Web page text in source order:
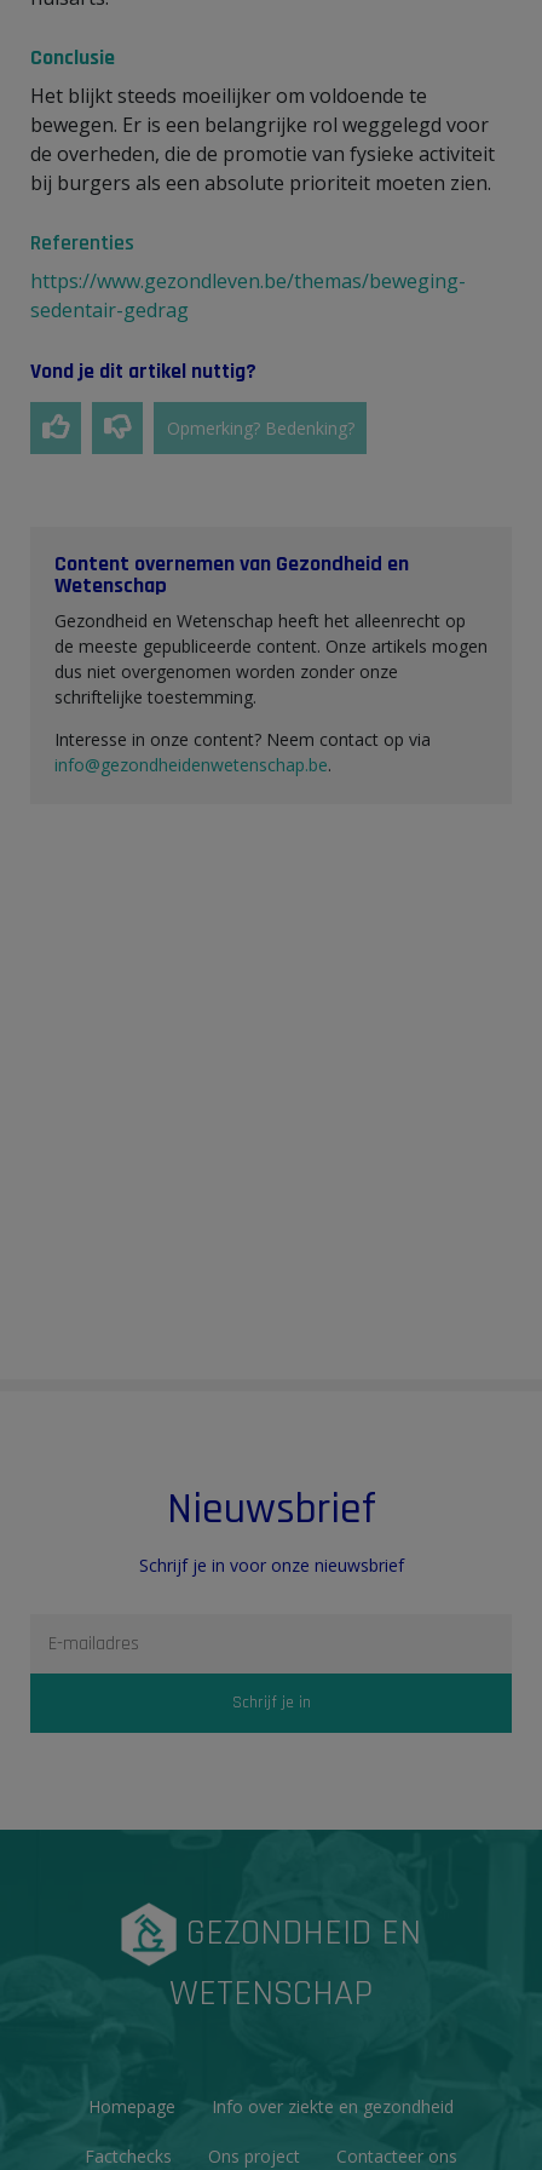
Conclusie
Het blijkt steeds moeilijker om voldoende te
bewegen. Er is een belangrijke rol weggelegd voor
de overheden, die de promotie van fysieke activiteit
bij burgers als een absolute prioriteit moeten zien.
Referenties
https://www.gezondleven.be/themas/beweging-
sedentair-gedrag
Vond je dit artikel nuttig?
Opmerking? Bedenking?
Content overnemen van Gezondheid en
Wetenschap
Gezondheid en Wetenschap heeft het alleenrecht op
de meeste gepubliceerde content. Onze artikels mogen
dus niet overgenomen worden zonder onze
schriftelijke toestemming.
Interesse in onze content? Neem contact op via
info@gezondheidenwetenschap.be.
Nieuwsbrief
Schrijf je in voor onze nieuwsbrief
GEZONDHEID EN
WETENSCHAP
Homepage Info over ziekte en gezondheid
Factchecks Ons project Contacteer ons